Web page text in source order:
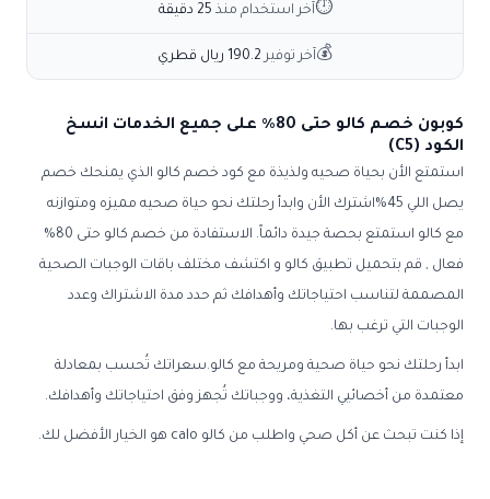
⏱آخر استخدام منذ 25 دقيقة
💰آخر توفير 190.2 ريال قطري
كوبون خصم كالو حتى 80٪ على جميع الخدمات انسخ
الكود (C5)
استمتع الأن بحياة صحيه ولذيذة مع كود خصم كالو الذي يمنحك خصم
يصل اللي 45%اشترك الأن وابدأ رحلتك نحو حياة صحيه مميزه ومتوازنه
مع كالو استمتع بحصة جيدة دائماً. الاستفادة من خصم كالو حتى 80%
فعال , قم بتحميل تطبيق كالو و اكتشف مختلف باقات الوجبات الصحية
المصممة لتناسب احتياجاتك وأهدافك ثم حدد مدة الاشتراك وعدد
الوجبات التي ترغب بها.
ابدأ رحلتك نحو حياة صحية ومريحة مع كالو.سعراتك تُحسب بمعادلة
معتمدة من أخصائيي التغذية، ووجباتك تُجهز وفق احتياجاتك وأهدافك.
إذا كنت تبحث عن أكل صحي واطلب من كالو calo هو الخيار الأفضل لك.